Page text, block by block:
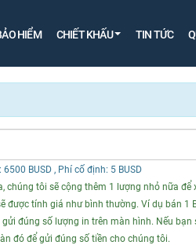
HIỂM CHIẾT KHẤU TIN TỨC
6500 BUSD , Phí cố định: 5 BUSD
chúng tôi sẽ cộng thêm 1 lượng nhỏ nữa để
được tính giá như bình thường. Ví dụ bán 1
gửi đúng số lượng in trên màn hình. Nếu bạn
đó để gửi đúng số tiền cho chúng tôi.